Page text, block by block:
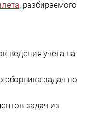
, разбираемого
ведения учета на
сборника задач по
задач из